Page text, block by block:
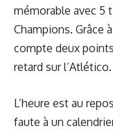
mémorable avec 5
Champions. Grâce
compte deux
retard sur l’Atlético.
L’heure est au
faute à un